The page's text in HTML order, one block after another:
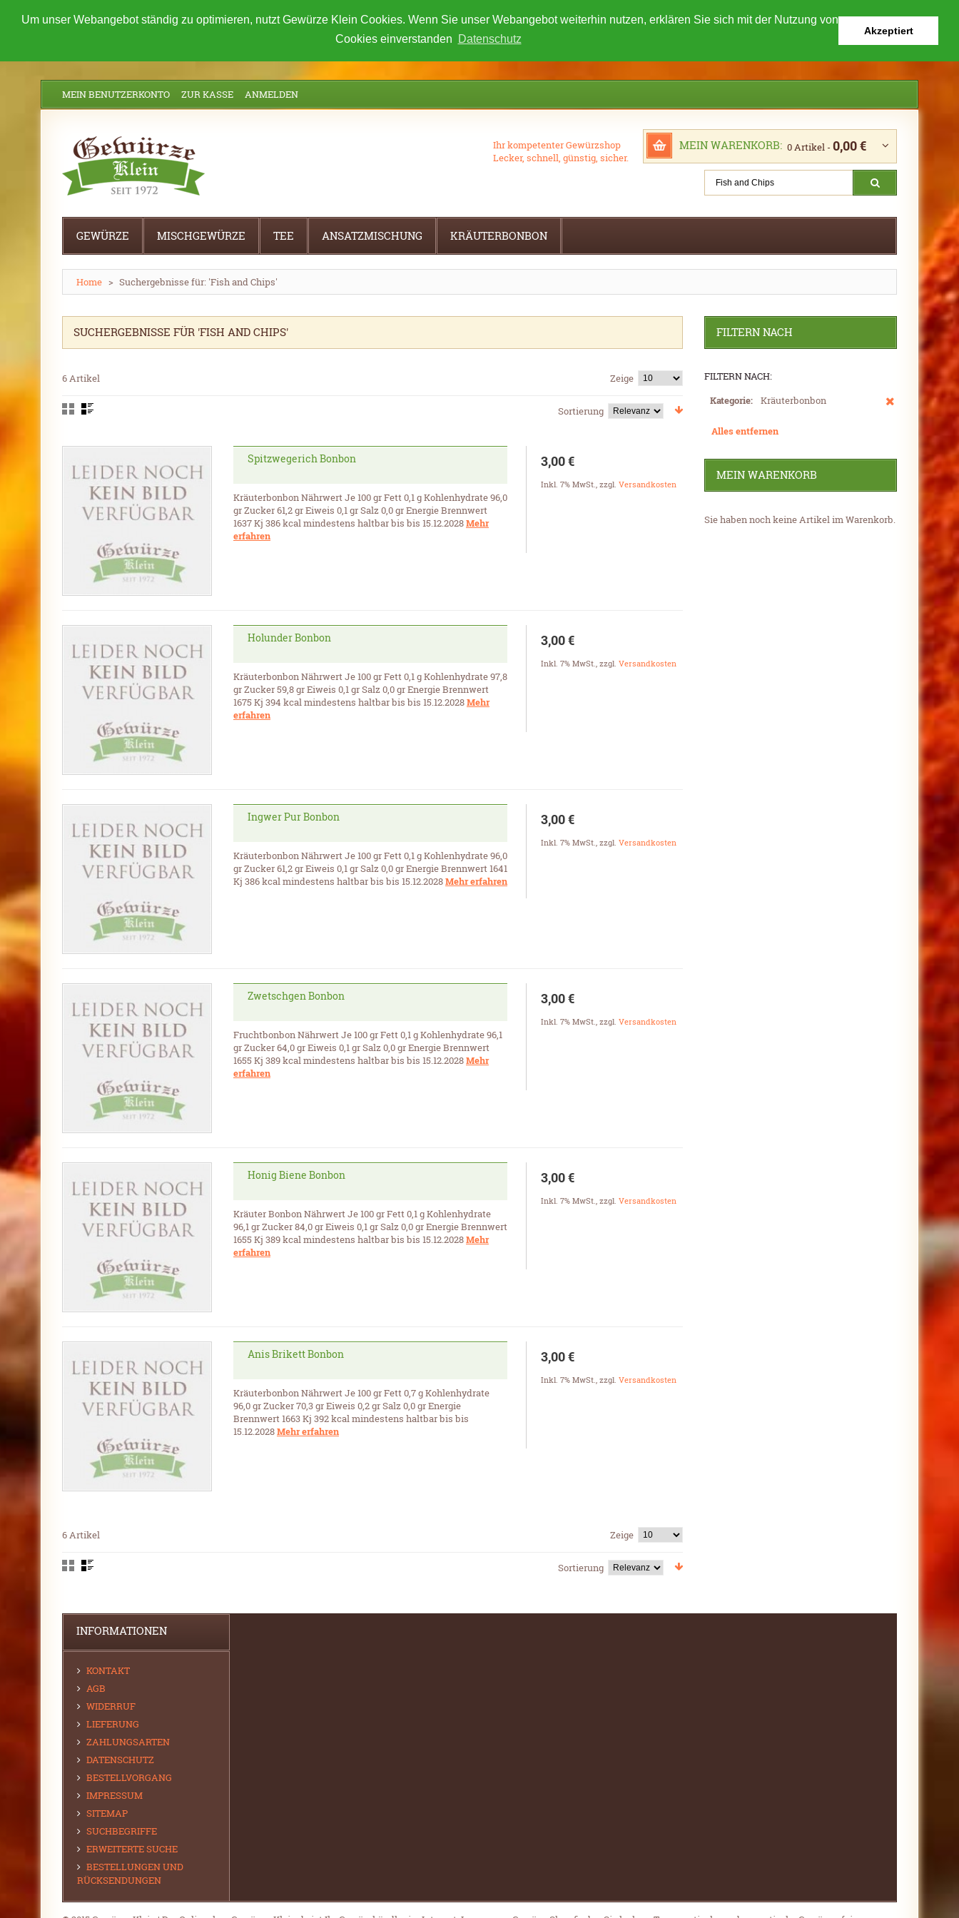
Um unser Webangebot ständig zu optimieren, nutzt Gewürze Klein Cookies. Wenn Sie unser Webangebot weiterhin nutzen, erklären Sie sich mit der Nutzung von
Cookies einverstanden
Datenschutz
Akzeptiert
MEIN BENUTZERKONTO ZUR KASSE ANMELDEN
MEIN WARENKORB: 0 Artikel - 0,00 €
Ihr kompetenter Gewürzshop
Lecker, schnell, günstig, sicher.
GEWÜRZE MISCHGEWÜRZE TEE ANSATZMISCHUNG KRÄUTERBONBON
Home > Suchergebnisse für: 'Fish and Chips'
SUCHERGEBNISSE FÜR 'FISH AND CHIPS'
6 Artikel Zeige
Sortierung
Spitzwegerich Bonbon
Kräuterbonbon Nährwert Je 100 gr Fett 0,1 g Kohlenhydrate 96,0
gr Zucker 61,2 gr Eiweis 0,1 gr Salz 0,0 gr Energie Brennwert
1637 Kj 386 kcal mindestens haltbar bis bis 15.12.2028Mehr
erfahren
3,00 €
Inkl. 7% MwSt., zzgl. Versandkosten
Holunder Bonbon
Kräuterbonbon Nährwert Je 100 gr Fett 0,1 g Kohlenhydrate 97,8
gr Zucker 59,8 gr Eiweis 0,1 gr Salz 0,0 gr Energie Brennwert
1675 Kj 394 kcal mindestens haltbar bis bis 15.12.2028Mehr
erfahren
3,00 €
Inkl. 7% MwSt., zzgl. Versandkosten
Ingwer Pur Bonbon
Kräuterbonbon Nährwert Je 100 gr Fett 0,1 g Kohlenhydrate 96,0
gr Zucker 61,2 gr Eiweis 0,1 gr Salz 0,0 gr Energie Brennwert 1641
Kj 386 kcal mindestens haltbar bis bis 15.12.2028Mehr erfahren
3,00 €
Inkl. 7% MwSt., zzgl. Versandkosten
Zwetschgen Bonbon
Fruchtbonbon Nährwert Je 100 gr Fett 0,1 g Kohlenhydrate 96,1
gr Zucker 64,0 gr Eiweis 0,1 gr Salz 0,0 gr Energie Brennwert
1655 Kj 389 kcal mindestens haltbar bis bis 15.12.2028Mehr
erfahren
3,00 €
Inkl. 7% MwSt., zzgl. Versandkosten
Honig Biene Bonbon
Kräuter Bonbon Nährwert Je 100 gr Fett 0,1 g Kohlenhydrate
96,1 gr Zucker 84,0 gr Eiweis 0,1 gr Salz 0,0 gr Energie Brennwert
1655 Kj 389 kcal mindestens haltbar bis bis 15.12.2028Mehr
erfahren
3,00 €
Inkl. 7% MwSt., zzgl. Versandkosten
Anis Brikett Bonbon
Kräuterbonbon Nährwert Je 100 gr Fett 0,7 g Kohlenhydrate
96,0 gr Zucker 70,3 gr Eiweis 0,2 gr Salz 0,0 gr Energie
Brennwert 1663 Kj 392 kcal mindestens haltbar bis bis
15.12.2028Mehr erfahren
3,00 €
Inkl. 7% MwSt., zzgl. Versandkosten
6 Artikel Zeige
Sortierung
FILTERN NACH
FILTERN NACH:
Kategorie:
Kräuterbonbon
Alles entfernen
MEIN WARENKORB
Sie haben noch keine Artikel im Warenkorb.
INFORMATIONEN
KONTAKT
AGB
WIDERRUF
LIEFERUNG
ZAHLUNGSARTEN
DATENSCHUTZ
BESTELLVORGANG
IMPRESSUM
SITEMAP
SUCHBEGRIFFE
ERWEITERTE SUCHE
BESTELLUNGEN UND
RÜCKSENDUNGEN